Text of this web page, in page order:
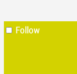
Follow